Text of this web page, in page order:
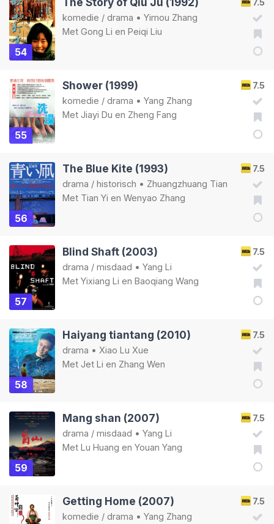
54
7.5
komedie / drama • Yimou Zhang
Met Gong Li en Peiqi Liu
55
7.5
Shower (1999)
komedie / drama • Yang Zhang
Met Jiayi Du en Zheng Fang
56
7.5
The Blue Kite (1993)
drama / historisch • Zhuangzhuang Tian
Met Tian Yi en Wenyao Zhang
57
7.5
Blind Shaft (2003)
drama / misdaad • Yang Li
Met Yixiang Li en Baoqiang Wang
58
7.5
Haiyang tiantang (2010)
drama • Xiao Lu Xue
Met Jet Li en Zhang Wen
59
7.5
Mang shan (2007)
drama / misdaad • Yang Li
Met Lu Huang en Youan Yang
7.5
Getting Home (2007)
komedie / drama • Yang Zhang